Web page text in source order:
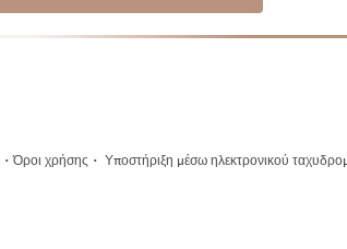
·Όροι χρήσης · Υποστήριξη μέσω ηλεκτρονικού